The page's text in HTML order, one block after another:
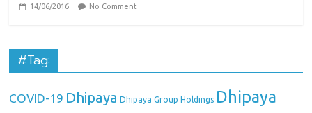
14/06/2016 No Comment
#Tag:
COVID-19 Dhipaya Dhipaya Group Holdings Dhipaya